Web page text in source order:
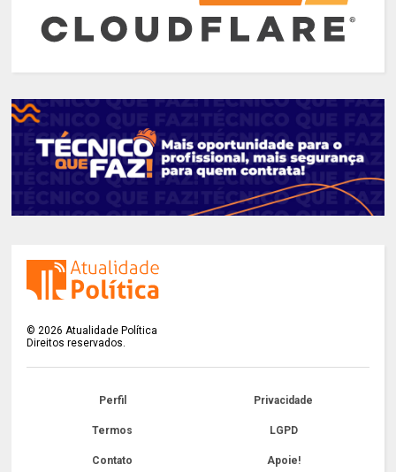
©2026 Atualidade Política
Direitos reservados.
Perfil Privacidade
Termos LGPD
Contato Apoie!